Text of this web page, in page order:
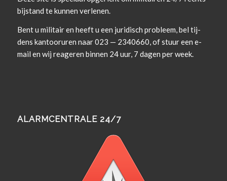
bi­j­s­tand te kun­nen verlenen.
Bent u militair en heeft u een juridisch prob­leem, bel tij­
dens kan­tooruren naar 023 — 2340660, of stuur een e-
mail en wij rea­geren bin­nen 24 uur, 7 dagen per week.
ALARMCENTRALE 24/7